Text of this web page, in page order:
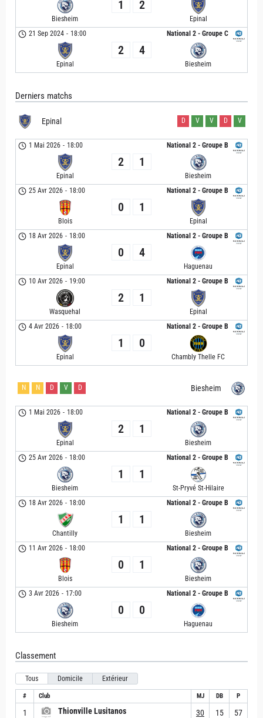
Biesheim
1 2
Epinal
National 2 - Groupe C
21 Sep 2024 - 18:00
Epinal
2 4
Biesheim
Derniers matchs
Epinal D V V D V
National 2 - Groupe B
1 Mai 2026 - 18:00
Epinal
2 1
Biesheim
National 2 - Groupe B
25 Avr 2026 - 18:00
Blois
0 1
Epinal
National 2 - Groupe B
18 Avr 2026 - 18:00
Epinal
0 4
Haguenau
National 2 - Groupe B
10 Avr 2026 - 19:00
Wasquehal
2 1
Epinal
National 2 - Groupe B
4 Avr 2026 - 18:00
Epinal
1 0
Chambly Thelle FC
Biesheim
N N D V D
National 2 - Groupe B
1 Mai 2026 - 18:00
Epinal
2 1
Biesheim
National 2 - Groupe B
25 Avr 2026 - 18:00
Biesheim
1 1
St-Pryvé St-Hilaire
National 2 - Groupe B
18 Avr 2026 - 18:00
Chantilly
1 1
Biesheim
National 2 - Groupe B
11 Avr 2026 - 18:00
Blois
0 1
Biesheim
National 2 - Groupe B
3 Avr 2026 - 17:00
Biesheim
0 0
Haguenau
Classement
Tous Domicile Extérieur
# Club MJ DB P
1 Thionville Lusitanos 30 15 57